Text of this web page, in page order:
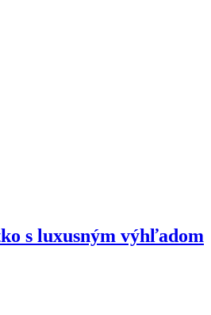
s luxusným výhľadom